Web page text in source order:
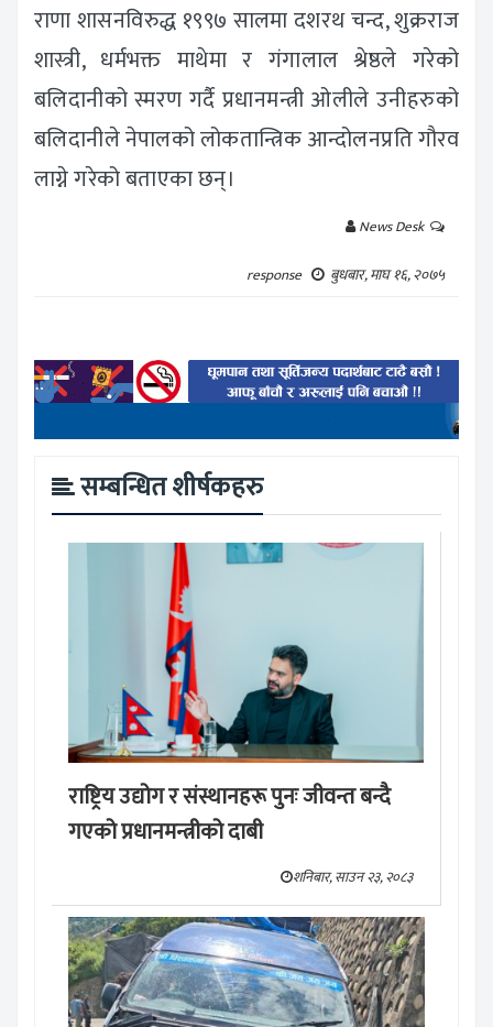
राणा शासनविरुद्ध १९९७ सालमा दशरथ चन्द, शुक्रराज
शास्त्री, धर्मभक्त माथेमा र गंगालाल श्रेष्ठले गरेको
बलिदानीको स्मरण गर्दै प्रधानमन्त्री ओलीले उनीहरुको
बलिदानीले नेपालको लोकतान्त्रिक आन्दोलनप्रति गौरव
लाग्ने गरेको बताएका छन्।
News Desk
response
बुधबार, माघ १६, २०७५
सम्बन्धित शीर्षकहरु
राष्ट्रिय उद्योग र संस्थानहरू पुनः जीवन्त बन्दै
गएको प्रधानमन्त्रीको दाबी
शनिबार, साउन २३, २०८३